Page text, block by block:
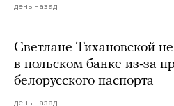
день назад
Светлане Тихановской
в польском банке из-за
белорусского паспорта
день назад